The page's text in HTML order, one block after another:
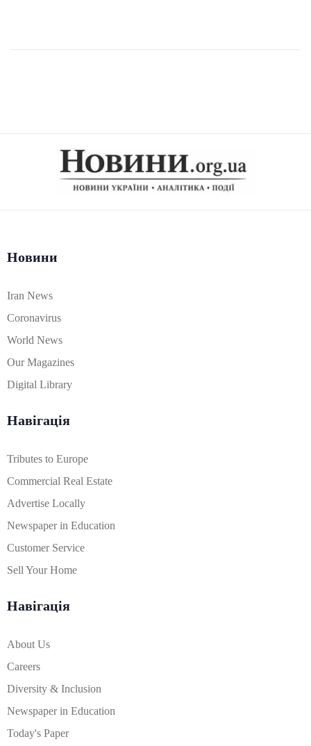
Новини
Iran News
Coronavirus
World News
Our Magazines
Digital Library
Навігація
Tributes to Europe
Commercial Real Estate
Advertise Locally
Newspaper in Education
Customer Service
Sell Your Home
Навігація
About Us
Careers
Diversity & Inclusion
Newspaper in Education
Today's Paper